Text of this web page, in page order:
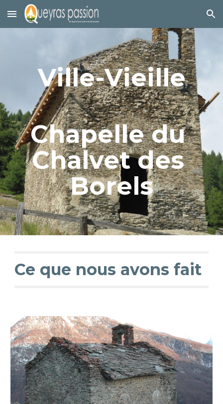
Skip to main content Skip to navigation
Ville-Vieille
Chapelle du
Chalvet des
Borels
Ce que nous avons fait